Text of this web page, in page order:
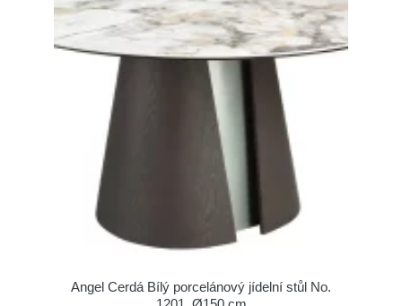
Angel Cerdá Bílý porcelánový jídelní stůl No.